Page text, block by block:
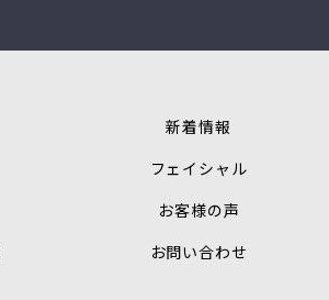
新着情報
フェイシャル
お客様の声
お問い合わせ